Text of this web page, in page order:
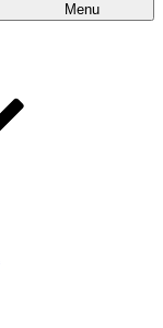
Menu